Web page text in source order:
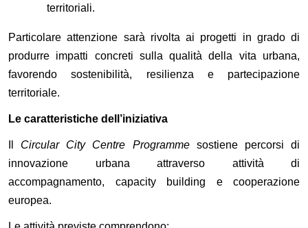
territoriali.
Particolare attenzione sarà rivolta ai progetti in grado di
produrre impatti concreti sulla qualità della vita urbana,
favorendo sostenibilità, resilienza e partecipazione
territoriale.
Le caratteristiche dell’iniziativa
Circular City Centre Programmesostiene percorsi di
innovazione urbana attraverso attività di
accompagnamento, capacity building e cooperazione
europea.